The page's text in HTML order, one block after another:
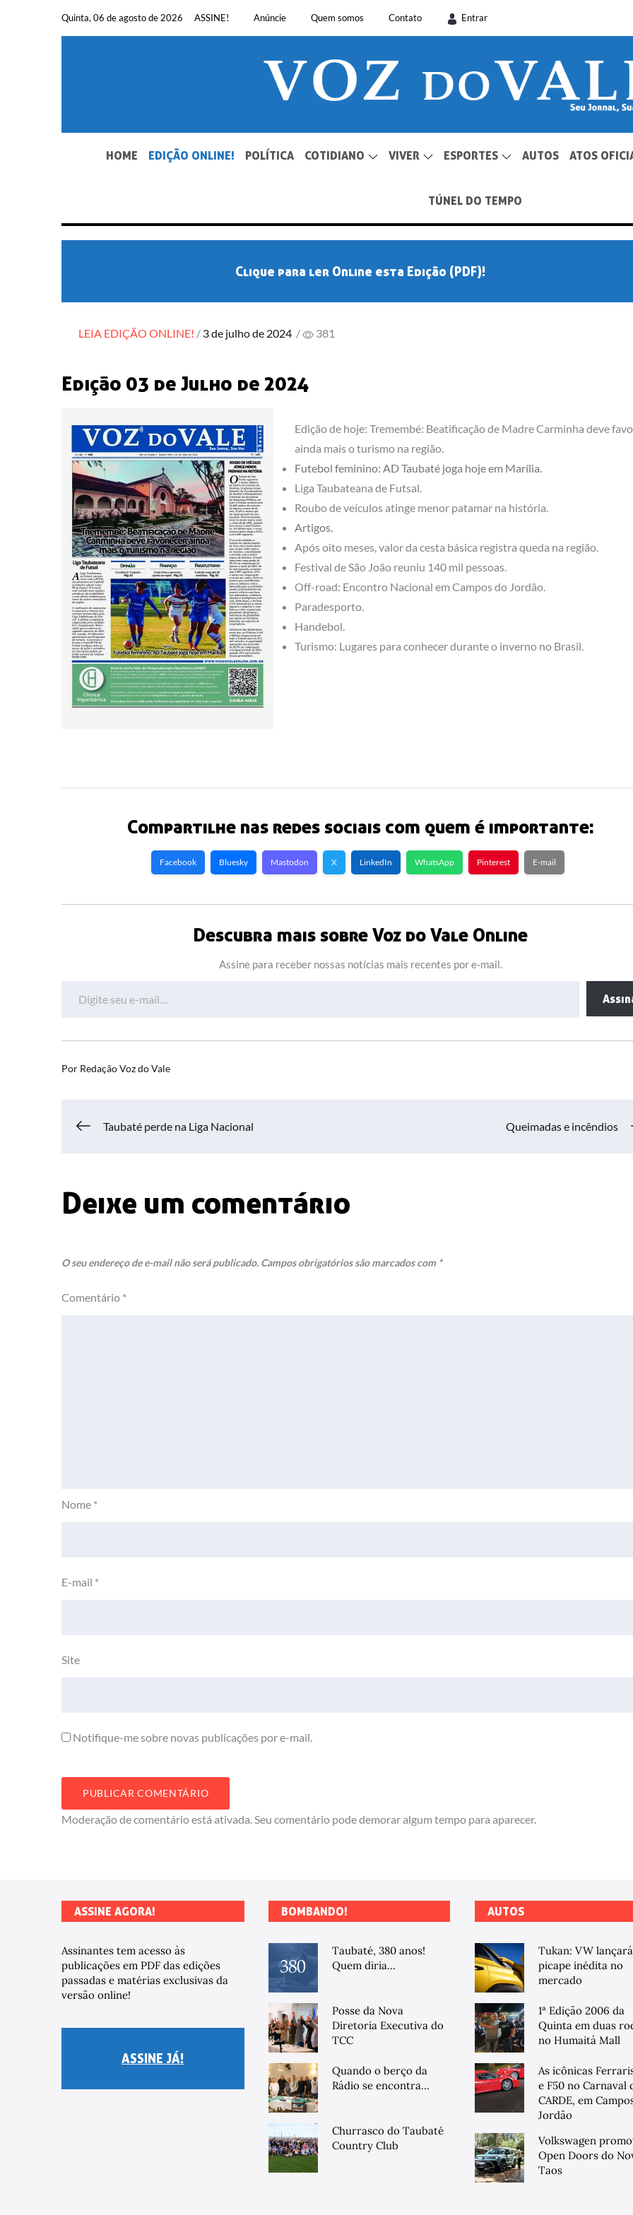
Quinta, 06 de agosto de 2026 ASSINE! Anúncie Quem somos Contato Entrar
SEU JORNAL, SUA VOZ. DESDE 1948.
HOME EDIÇÃO ONLINE! POLÍTICA COTIDIANO VIVER ESPORTES AUTOS ATOS
TÚNEL DO TEMPO
Clique para ler Online esta Edição (PDF)!
LEIA EDIÇÃO ONLINE! Posted
3 de julho de 2024 / 381
Edição 03 de Julho de 2024
Edição de hoje: Tremembé: Beatificação de Madre Carminha deve
ainda mais o turismo na região.
Futebol feminino: AD Taubaté joga hoje em Marília.
Liga Taubateana de Futsal.
Roubo de veículos atinge menor patamar na história.
Artigos.
Após oito meses, valor da cesta básica registra queda na região.
Festival de São João reuniu 140 mil pessoas.
Off-road: Encontro Nacional em Campos do Jordão.
Paradesporto.
Handebol.
Turismo: Lugares para conhecer durante o inverno no Brasil.
Compartilhe nas redes sociais com quem é importante:
Facebook Bluesky Mastodon X LinkedIn WhatsApp Pinterest E-mail
Descubra mais sobre Voz do Vale Online
Assine para receber nossas notícias mais recentes por e-mail.
Por Redação Voz do Vale
Navegação
Post
Taubaté perde na Liga Nacional Queimadas e incêndios
Deixe um comentário
O seu endereço de e-mail não será publicado. Campos obrigatórios são marcados com *
Comentário *
Nome *
E-mail *
Site
Notifique-me sobre novas publicações por e-mail.
Moderação de comentário está ativada. Seu comentário pode demorar algum tempo para aparecer.
ASSINE AGORA!
Assinantes tem acesso às
publicações em PDF das edições
passadas e matérias exclusivas da
versão online!
ASSINE JÁ!
BOMBANDO!
Taubaté, 380 anos!
Quem diria...
Posse da Nova
Diretoria Executiva do
TCC
Quando o berço da
Rádio se encontra...
Churrasco do Taubaté
Country Club
AUTOS
Tukan: VW lançará
picape inédita no
mercado
1ª Edição 2006 da
Quinta em duas
no Humaitá Mall
As icônicas
e F50 no Carnaval
CARDE, em
Jordão
Volkswagen
Open Doors do
Taos